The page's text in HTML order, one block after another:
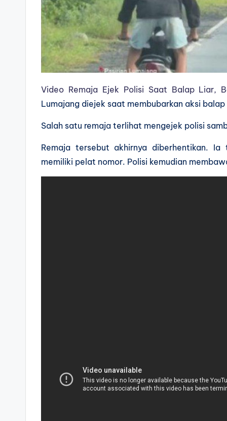
Video Remaja Ejek Polisi Saat Balap Liar,
Lumajang diejek saat membubarkan aksi
Salah satu remaja terlihat mengejek polisi
Remaja tersebut akhirnya diberhentikan.
memiliki pelat nomor. Polisi kemudian